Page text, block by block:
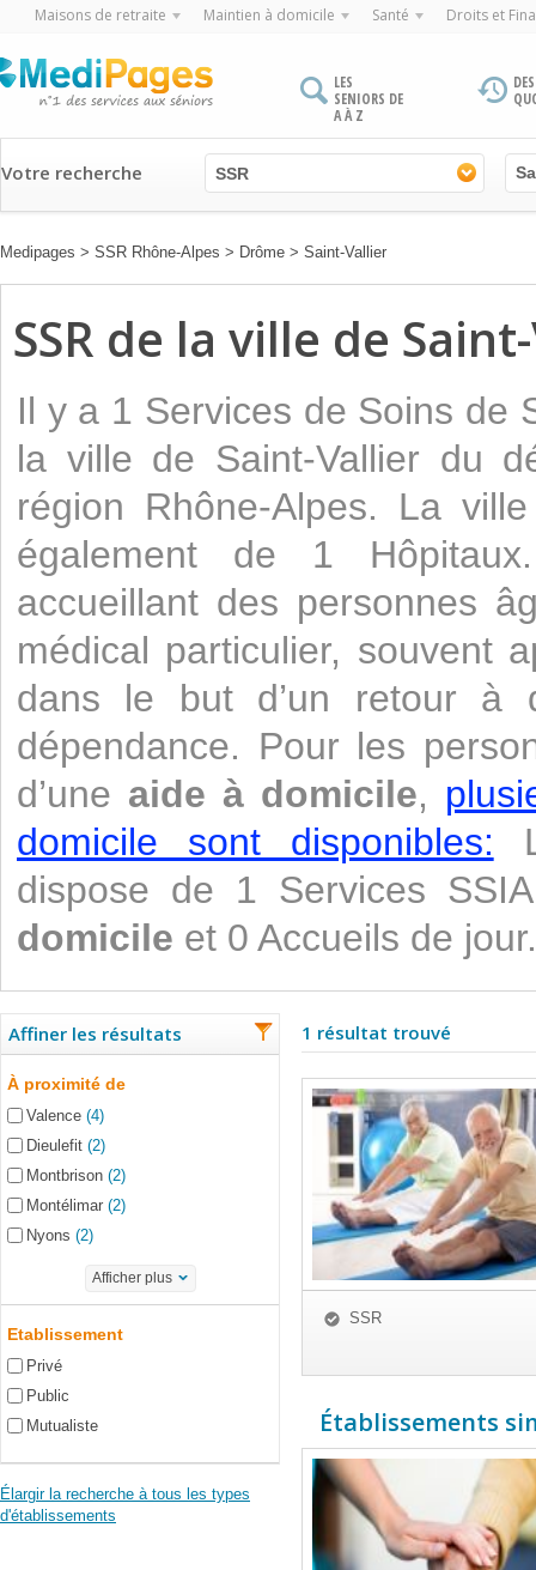
Maisons de retraite Maintien à domicile Santé Droits et
LES
SENIORS DE
A À Z
Votre recherche SSR
Medipages > SSR Rhône-Alpes > Drôme > Saint-Vallier
SSR de la ville de
Il y a 1 Services de Soins de
la ville de Saint-Vallier du
région Rhône-Alpes. La
également de 1
accueillant des personnes
médical particulier, souvent
dans le but d’un retour à
dépendance. Pour les
d’une aide à domicile,
domicile sont disponibles:
dispose de 1 Services
domicile et 0 Accueils de jour.
Affiner les résultats
À proximité de
Valence (4)
Dieulefit (2)
Montbrison (2)
Montélimar (2)
Nyons (2)
Afficher plus
Etablissement
Privé
Public
Mutualiste
Élargir la recherche à tous les types
d'établissements
1 résultat trouvé
SSR
Établissements